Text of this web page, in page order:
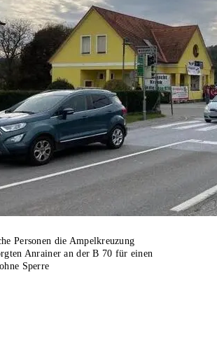
Personen die Ampelkreuzung
Anrainer an der B 70 für einen
Sperre